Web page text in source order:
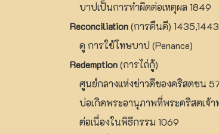
บาปเป็นการทำผิดต่อเหตุผล 1849
Reconciliation(การคืนดี)
ดู การใช้โทษบาป (Penance)
Redemption(การไถ่กู้)
ศูนย์กลางแห่งข่าวดีของคริสตชน
บ่อเกิดพระอานุภาพที่พระคริสตเจ้
ต่อเนื่องในพิธีกรรม 1069